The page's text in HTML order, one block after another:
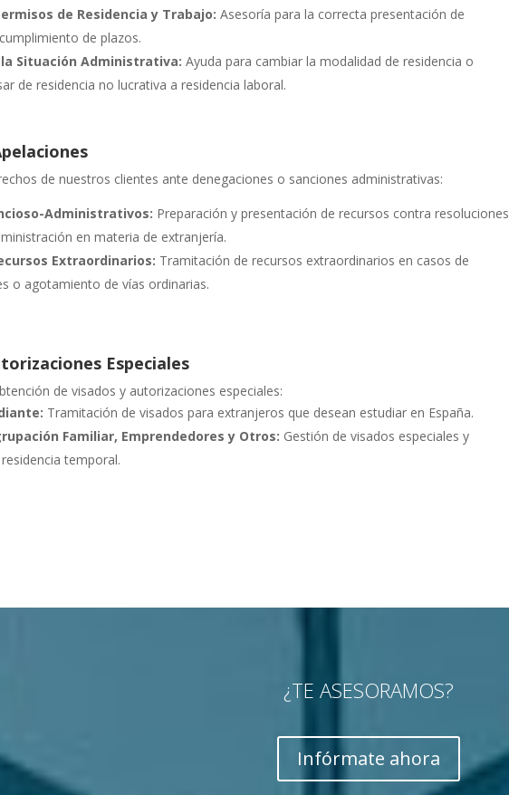
de Residencia y Trabajo: Asesoría para la correcta presentación de
de plazos.
Situación Administrativa: Ayuda para cambiar la modalidad de residencia o
de residencia no lucrativa a residencia laboral.
de nuestros clientes ante denegaciones o sanciones administrativas:
Administrativos: Preparación y presentación de recursos contra resoluciones
en materia de extranjería.
Extraordinarios: Tramitación de recursos extraordinarios en casos de
o agotamiento de vías ordinarias.
Especiales
de visados y autorizaciones especiales:
Tramitación de visados para extranjeros que desean estudiar en España.
Familiar, Emprendedores y Otros: Gestión de visados especiales y
temporal.
¿TE ASESORAMOS?
Infórmate ahora